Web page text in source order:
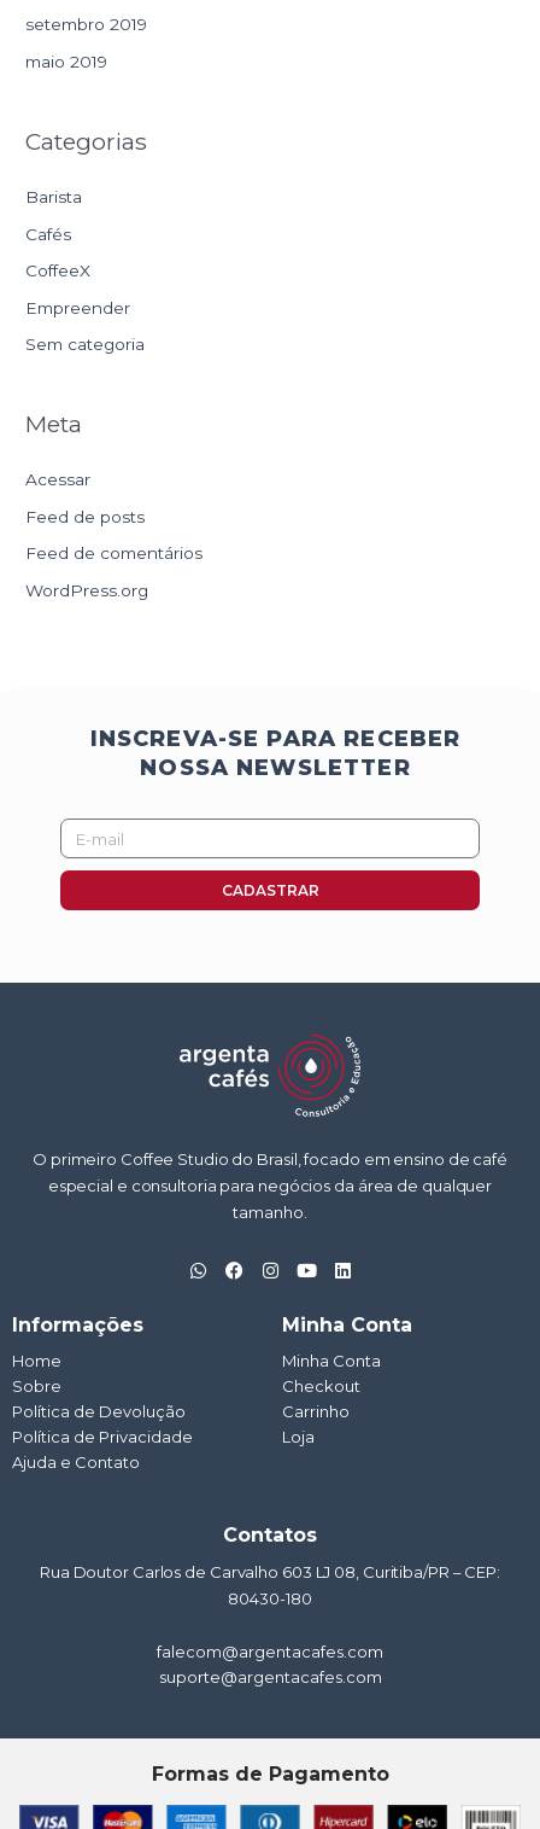
setembro 2019
maio 2019
Categorias
Barista
Cafés
CoffeeX
Empreender
Sem categoria
Meta
Acessar
Feed de posts
Feed de comentários
WordPress.org
INSCREVA-SE PARA RECEBER
NOSSA NEWSLETTER
E-
mail
CADASTRAR
O primeiro Coffee Studio do Brasil, focado em ensino de café
especial e consultoria para negócios da área de qualquer
tamanho.
W
h
F
a
I
n
m
Y
o
t
u
b
e
L
i
k
e
d
i
n
Informações
Home
Sobre
Política de Devolução
Política de Privacidade
Ajuda e Contato
Minha Conta
Minha Conta
Checkout
Carrinho
Loja
Contatos
Rua Doutor Carlos de Carvalho 603 LJ 08, Curitiba/PR – CEP:
80430-180
falecom@argentacafes.com
suporte@argentacafes.com
Formas de Pagamento